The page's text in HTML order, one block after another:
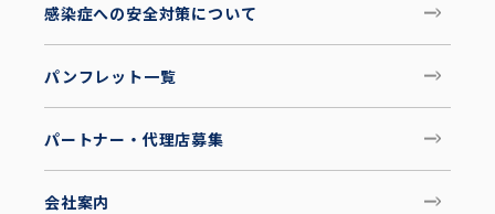
感染症への安全対策について
パンフレット一覧
パートナー・代理店募集
会社案内